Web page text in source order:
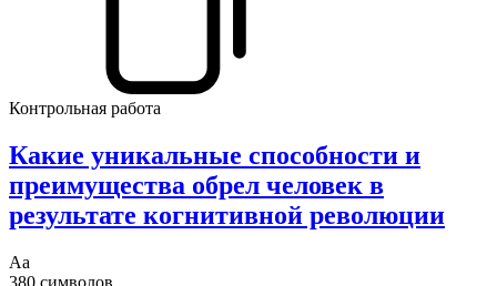
Контрольная работа
Какие уникальные способности и
преимущества обрел человек в
результате когнитивной революции
Аа